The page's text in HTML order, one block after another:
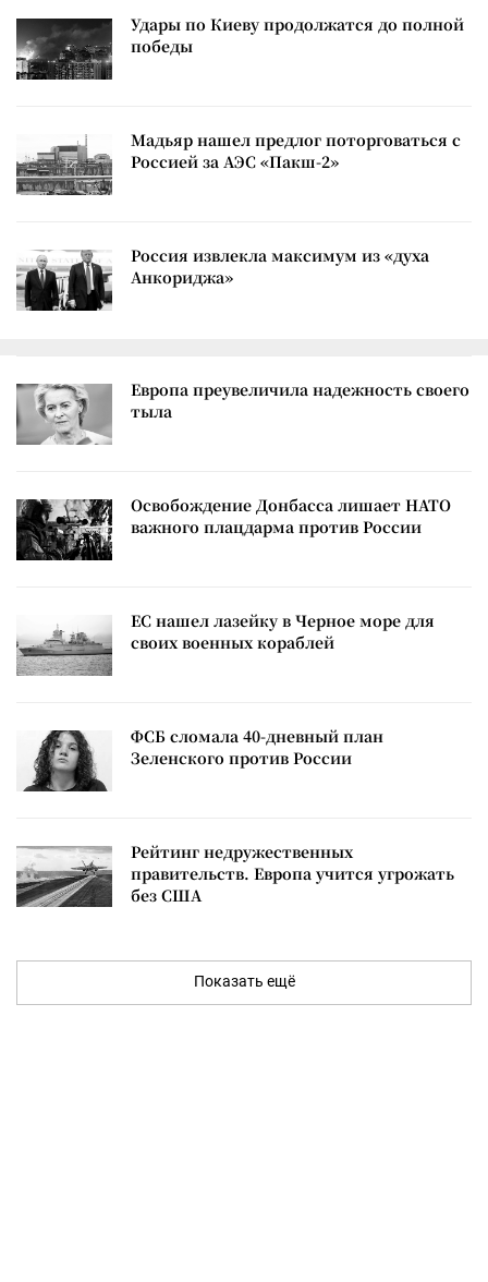
Удары по Киеву продолжатся до полной
победы
Мадьяр нашел предлог поторговаться с
Россией за АЭС «Пакш-2»
Россия извлекла максимум из «духа
Анкориджа»
Европа преувеличила надежность своего
тыла
Освобождение Донбасса лишает НАТО
важного плацдарма против России
ЕС нашел лазейку в Черное море для
своих военных кораблей
ФСБ сломала 40-дневный план
Зеленского против России
Рейтинг недружественных
правительств. Европа учится угрожать
без США
Показать ещё